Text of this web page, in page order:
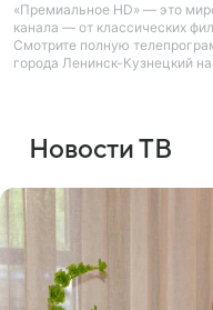
«Премиальное HD» — это
канала — от классических
Смотрите полную
города Ленинск-Кузнецкий
Новости ТВ